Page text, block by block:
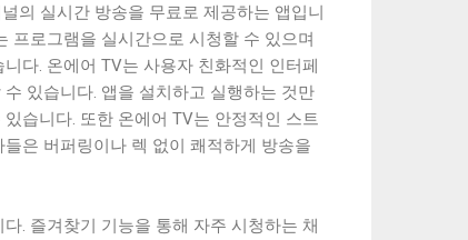
의 실시간 방송을 무료로 제공하는 앱입니
프로그램을 실시간으로 시청할 수 있으며
다. 온에어 TV는 사용자 친화적인 인터페
있습니다. 앱을 설치하고 실행하는 것만
습니다. 또한 온에어 TV는 안정적인 스트
은 버퍼링이나 렉 없이 쾌적하게 방송을
. 즐겨찾기 기능을 통해 자주 시청하는 채